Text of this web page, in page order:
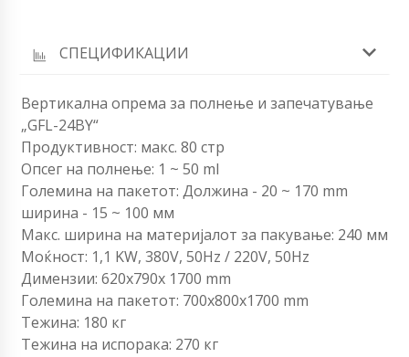
СПЕЦИФИКАЦИИ
Вертикална опрема за полнење и запечатување
„GFL-24BY“
Продуктивност: макс. 80 стр
Опсег на полнење: 1 ~ 50 ml
Големина на пакетот: Должина - 20 ~ 170 mm
ширина - 15 ~ 100 мм
Макс. ширина на материјалот за пакување: 240 мм
Моќност: 1,1 KW, 380V, 50Hz / 220V, 50Hz
Димензии: 620x790x 1700 mm
Големина на пакетот: 700x800x1700 mm
Тежина: 180 кг
Тежина на испорака: 270 кг